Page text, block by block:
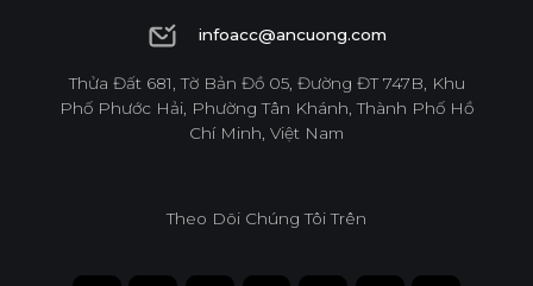
1900 6944
infoacc@ancuong.com
infoacc@ancuong.com
Thửa Đất 681, Tờ Bản Đồ 05, Đường ĐT 747B, Khu
Phố Phước Hải, Phường Tân Khánh, Thành Phố Hồ
Chí Minh, Việt Nam
Theo Dõi Chúng Tôi Trên